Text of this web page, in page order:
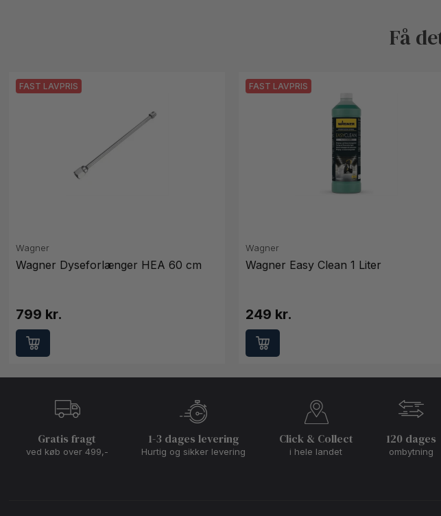
Få
FAST LAVPRIS
Wagner
Wagner Dyseforlænger HEA 60 cm
799 kr.
FAST LAVPRIS
Wagner
Wagner Easy Clean 1 Liter
249 kr.
Gratis fragt
ved køb over 499,-
1-3 dages levering
Hurtig og sikker levering
Click & Collect
i hele landet
120 dages
ombytning